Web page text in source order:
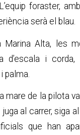
foraster,
serà el blau.
Alta, les
d’escala i corda,
palma.
mare de la pilota
al carrer, siga
que han